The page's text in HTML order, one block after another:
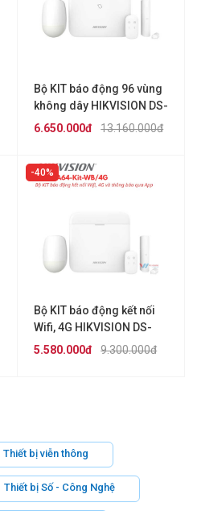
Bộ KIT báo động 96 vùng
không dây HIKVISION DS-
PWA96-Kit-WB13.160.000đ
6.650.000đ
40%
Bộ KIT báo động kết nối
Wifi, 4G HIKVISION DS-
PWA64-Kit-WB/4G9.300.000đ
5.580.000đ
Thiết bị viễn thông
Thiết bị Số - Công Nghệ